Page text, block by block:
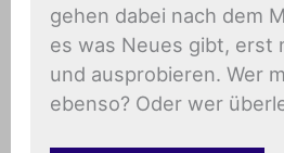
gehen dabei nach dem
es was Neues gibt, erst
und ausprobieren. Wer
ebenso? Oder wer